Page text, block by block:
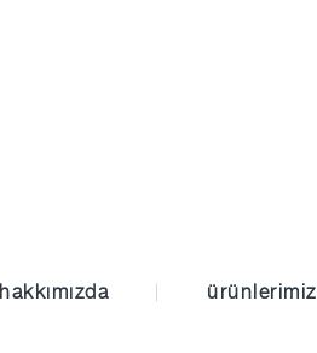
hakkımızda ürünlerimiz